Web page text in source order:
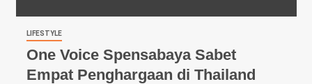
LIFESTYLE
One Voice Spensabaya Sabet
Empat Penghargaan di Thailand